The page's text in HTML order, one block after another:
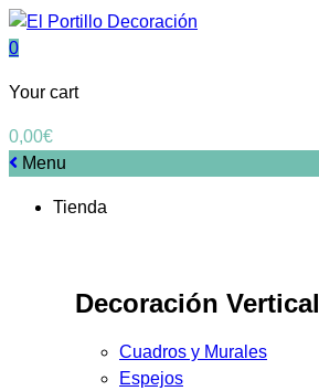
0
Your cart
0,00€
Menu
Tienda
Decoración Vertical
Cuadros y Murales
Espejos